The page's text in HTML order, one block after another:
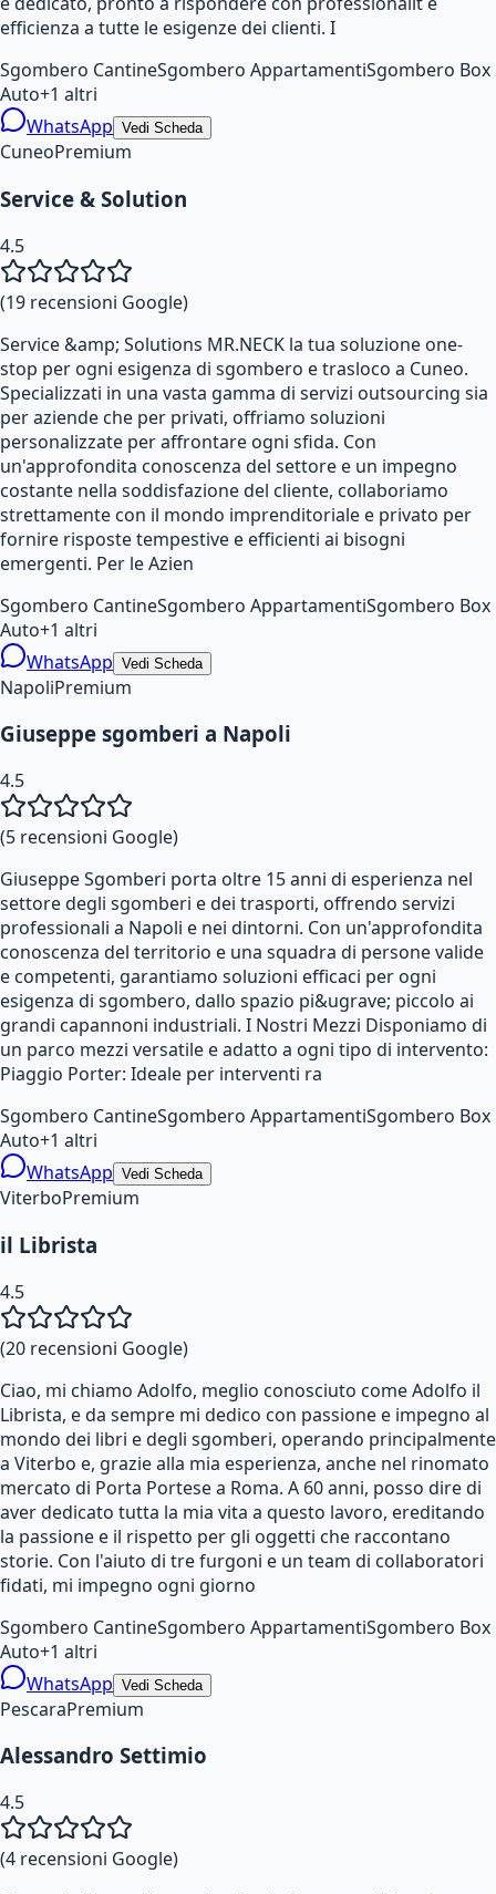
efficienza a tutte le esigenze dei clienti. I
Sgombero CantineSgombero AppartamentiSgombero Box
Auto+1 altri
WhatsApp Vedi Scheda
CuneoPremium
Service & Solution
4.5
(19 recensioni Google)
Service &amp; Solutions MR.NECK la tua soluzione one-
stop per ogni esigenza di sgombero e trasloco a Cuneo.
Specializzati in una vasta gamma di servizi outsourcing sia
per aziende che per privati, offriamo soluzioni
personalizzate per affrontare ogni sfida. Con
un'approfondita conoscenza del settore e un impegno
costante nella soddisfazione del cliente, collaboriamo
strettamente con il mondo imprenditoriale e privato per
fornire risposte tempestive e efficienti ai bisogni
emergenti. Per le Azien
Sgombero CantineSgombero AppartamentiSgombero Box
Auto+1 altri
WhatsApp Vedi Scheda
NapoliPremium
Giuseppe sgomberi a Napoli
4.5
(5 recensioni Google)
Giuseppe Sgomberi porta oltre 15 anni di esperienza nel
settore degli sgomberi e dei trasporti, offrendo servizi
professionali a Napoli e nei dintorni. Con un'approfondita
conoscenza del territorio e una squadra di persone valide
e competenti, garantiamo soluzioni efficaci per ogni
esigenza di sgombero, dallo spazio pi&ugrave; piccolo ai
grandi capannoni industriali. I Nostri Mezzi Disponiamo di
un parco mezzi versatile e adatto a ogni tipo di intervento:
Piaggio Porter: Ideale per interventi ra
Sgombero CantineSgombero AppartamentiSgombero Box
Auto+1 altri
WhatsApp Vedi Scheda
ViterboPremium
il Librista
4.5
(20 recensioni Google)
Ciao, mi chiamo Adolfo, meglio conosciuto come Adolfo il
Librista, e da sempre mi dedico con passione e impegno al
mondo dei libri e degli sgomberi, operando principalmente
a Viterbo e, grazie alla mia esperienza, anche nel rinomato
mercato di Porta Portese a Roma. A 60 anni, posso dire di
aver dedicato tutta la mia vita a questo lavoro, ereditando
la passione e il rispetto per gli oggetti che raccontano
storie. Con l'aiuto di tre furgoni e un team di collaboratori
fidati, mi impegno ogni giorno
Sgombero CantineSgombero AppartamentiSgombero Box
Auto+1 altri
WhatsApp Vedi Scheda
PescaraPremium
Alessandro Settimio
4.5
(4 recensioni Google)